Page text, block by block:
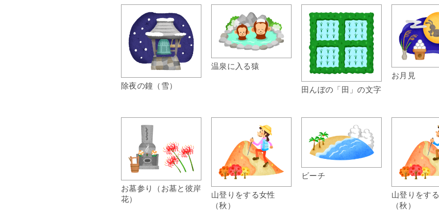
除夜の鐘（雪）
温泉に入る猿
田んぼの「田」の文字
お月見
お墓参り（お墓と彼岸
花）
山登りをする女性
（秋）
ビーチ
山登りをす
（秋）